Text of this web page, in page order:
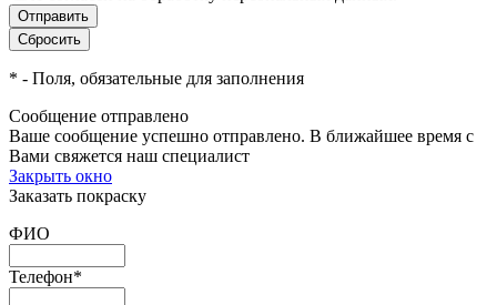
* - Поля, обязательные для заполнения
Сообщение отправлено
Ваше сообщение успешно отправлено. В ближайшее время с
Вами свяжется наш специалист
Закрыть окно
Заказать покраску
ФИО
Телефон*